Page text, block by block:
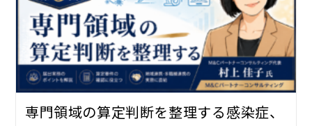
専門領域の算定判断を整理する――感染症、